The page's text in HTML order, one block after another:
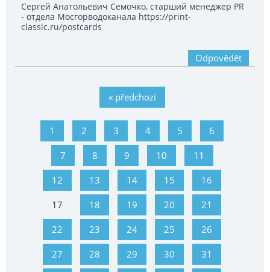
Сергей Анатольевич Семочко, старший менеджер PR
- отдела Мосгорводоканала https://print-
classic.ru/postcards
Odpovědět
« předchozí
1 2 3 4 5 6
7 8 9 10 11
12 13 14 15 16
17 18 19 20 21
22 23 24 25 26
27 28 29 30 31